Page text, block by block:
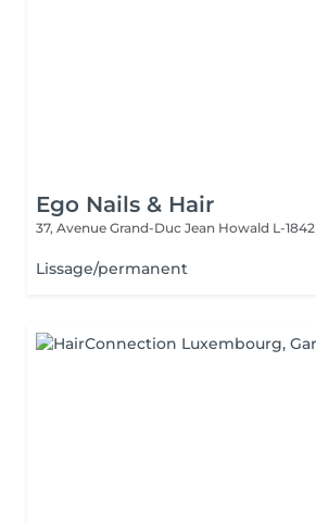
Ego Nails & Hair
37, Avenue Grand-Duc Jean Howald L-1842
Lissage/permanent